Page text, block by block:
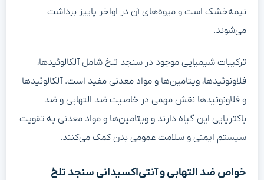
نیمه‌خشک است و میوه‌های آن در اواخر پاییز برداشت
می‌شوند.
ترکیبات شیمیایی موجود در سنجد تلخ شامل آلکالوئیدها،
فلاونوئیدها، ویتامین‌ها و مواد معدنی مفید است. آلکالوئیدها
و فلاونوئیدها نقش مهمی در خاصیت ضد التهابی و ضد
باکتریایی این گیاه دارند و ویتامین‌ها و مواد معدنی به تقویت
سیستم ایمنی و سلامت عمومی بدن کمک می‌کنند.
خواص ضد التهابی و آنتی‌اکسیدانی سنجد تلخ